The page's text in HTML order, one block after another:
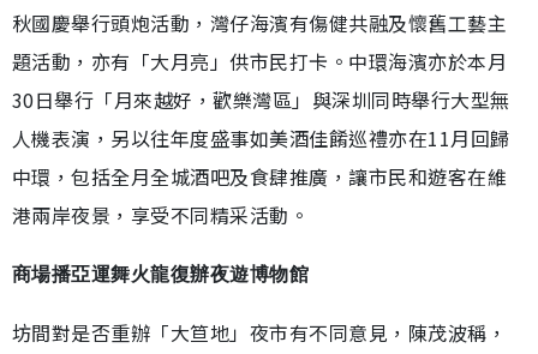
秋國慶舉行頭炮活動，灣仔海濱有傷健共融及懷舊工藝主
題活動，亦有「大月亮」供市民打卡。中環海濱亦於本月
30日舉行「月來越好，歡樂灣區」與深圳同時舉行大型無
人機表演，另以往年度盛事如美酒佳餚巡禮亦在11月回歸
中環，包括全月全城酒吧及食肆推廣，讓市民和遊客在維
港兩岸夜景，享受不同精采活動。
商場播亞運舞火龍復辦夜遊博物館
坊間對是否重辦「大笪地」夜市有不同意見，陳茂波稱，